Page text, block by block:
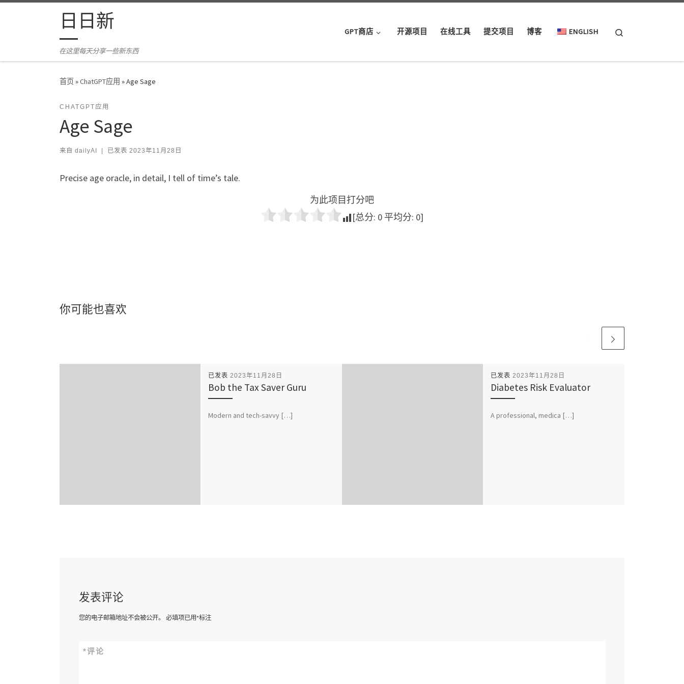
Skip to content日日新
在这里每天分享一些新东西
GPT商店 开源项目 在线工具 提交项目 博客 ENGLISH
首页»ChatGPT应用 »Age Sage
CHATGPT应用
Age Sage
来自 dailyAI 已发表 2023年11月28日
Precise age oracle, in detail, I tell of time’s tale.
为此项目打分吧
[总分: 0 平均分: 0]
你可能也喜欢
已发表 2023年11月28日
Bob the Tax Saver Guru
Modern and tech-savvy […]
已发表 2023年11月28日
Diabetes Risk Evaluator
A professional, medica […]
发表评论
您的电子邮箱地址不会被公开。 必填项已用*标注
评论
*